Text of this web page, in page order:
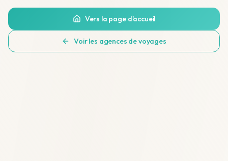
Vers la page d'accueil
Voir les agences de voyages